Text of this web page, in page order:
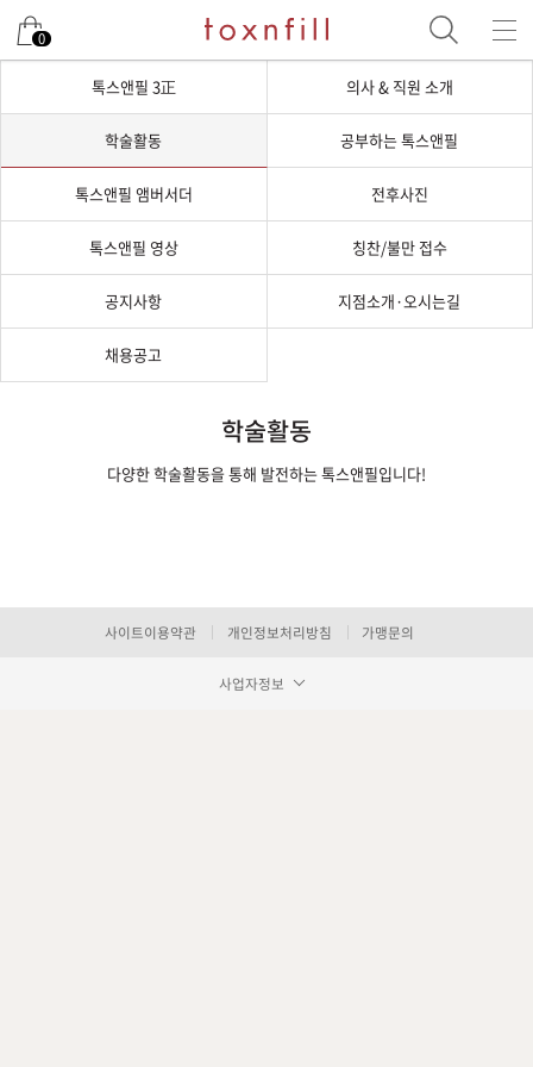
0
톡스앤필 3正 의사 & 직원 소개
학술활동 공부하는 톡스앤필
톡스앤필 앰버서더 전후사진
톡스앤필 영상 칭찬/불만 접수
공지사항 지점소개·오시는길
채용공고
학술활동
다양한 학술활동을 통해 발전하는 톡스앤필입니다!
사이트이용약관 개인정보처리방침 가맹문의
사업자정보